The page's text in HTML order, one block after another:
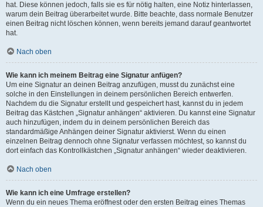
hat. Diese können jedoch, falls sie es für nötig halten, eine Notiz hinterlassen,
warum dein Beitrag überarbeitet wurde. Bitte beachte, dass normale Benutzer
einen Beitrag nicht löschen können, wenn bereits jemand darauf geantwortet
hat.
Nach oben
Wie kann ich meinem Beitrag eine Signatur anfügen?
Um eine Signatur an deinen Beitrag anzufügen, musst du zunächst eine
solche in den Einstellungen in deinem persönlichen Bereich entwerfen.
Nachdem du die Signatur erstellt und gespeichert hast, kannst du in jedem
Beitrag das Kästchen „Signatur anhängen“ aktivieren. Du kannst eine Signatur
auch hinzufügen, indem du in deinem persönlichen Bereich das
standardmäßige Anhängen deiner Signatur aktivierst. Wenn du einen
einzelnen Beitrag dennoch ohne Signatur verfassen möchtest, so kannst du
dort einfach das Kontrollkästchen „Signatur anhängen“ wieder deaktivieren.
Nach oben
Wie kann ich eine Umfrage erstellen?
Wenn du ein neues Thema eröffnest oder den ersten Beitrag eines Themas